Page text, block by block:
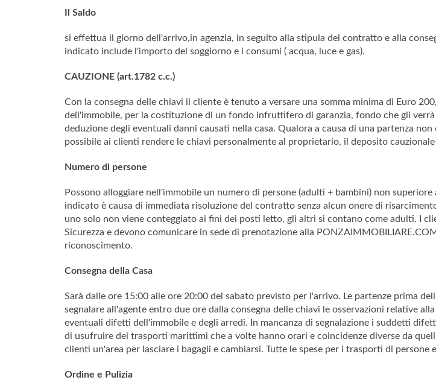
Il Saldo
si effettua il giorno dell'arrivo,in agenzia, in seguito alla stipula del contratto e alla
indicato include l'importo del soggiorno e i consumi ( acqua, luce e gas).
CAUZIONE (art.1782 c.c.)
Con la consegna delle chiavi il cliente è tenuto a versare una somma minima di Euro
dell'immobile, per la costituzione di un fondo infruttifero di garanzia, fondo che gli
deduzione degli eventuali danni causati nella casa. Qualora a causa di una partenza
possibile ai clienti rendere le chiavi personalmente al proprietario, il deposito
Numero di persone
Possono alloggiare nell'immobile un numero di persone (adulti + bambini) non
indicato è causa di immediata risoluzione del contratto senza alcun onere di
uno solo non viene conteggiato ai fini dei posti letto, gli altri si contano come adulti. I
Sicurezza e devono comunicare in sede di prenotazione alla
riconoscimento.
Consegna della Casa
Sarà dalle ore 15:00 alle ore 20:00 del sabato previsto per l'arrivo. Le partenze prima
segnalare all'agente entro due ore dalla consegna delle chiavi le osservazioni relative
eventuali difetti dell'immobile e degli arredi. In mancanza di segnalazione i suddetti
di usufruire dei trasporti marittimi che a volte hanno orari e coincidenze diverse da
clienti un'area per lasciare i bagagli e cambiarsi. Tutte le spese per i trasporti di
Ordine e Pulizia